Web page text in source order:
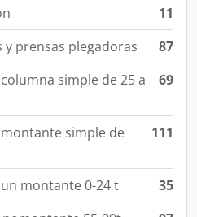
11
prensas plegadoras
87
simple de 25 a
69
simple de
111
montante 0-24 t
35